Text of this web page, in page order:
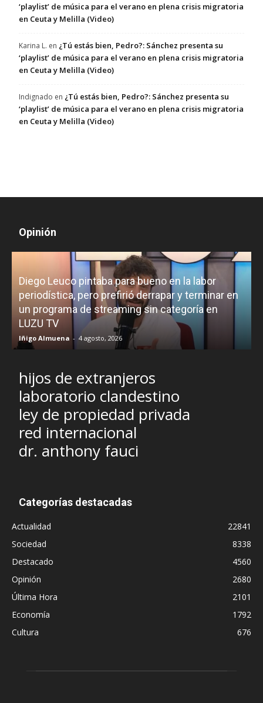
‘playlist’ de música para el verano en plena crisis migratoria
en Ceuta y Melilla (Video)
Karina L. en ¿Tú estás bien, Pedro?: Sánchez presenta su
‘playlist’ de música para el verano en plena crisis migratoria
en Ceuta y Melilla (Video)
Indignado en ¿Tú estás bien, Pedro?: Sánchez presenta su
‘playlist’ de música para el verano en plena crisis migratoria
en Ceuta y Melilla (Video)
Opinión
Diego Leuco pintaba para bueno en la labor
periodística, pero prefirió derrapar y terminar en
un programa de streaming sin categoría en
LUZU TV
Iñigo Almuena - 4 agosto, 2026
hijos de extranjeros
laboratorio clandestino
ley de propiedad privada
red internacional
dr. anthony fauci
Categorías destacadas
Actualidad
22841
Sociedad
8338
Destacado
4560
Opinión
2680
Última Hora
2101
Economía
1792
Cultura
676